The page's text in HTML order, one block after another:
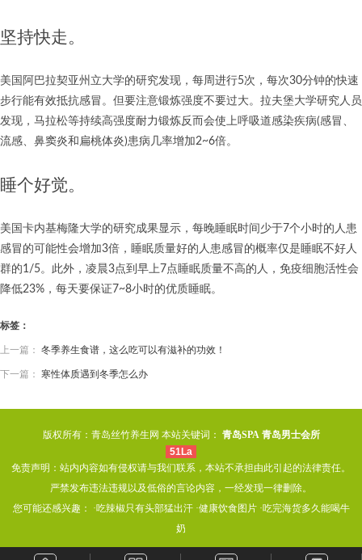
坚持快走。
美国阿巴拉契亚州立大学的研究发现，每周进行5次，每次30分钟的快速
步行能有效抵抗感冒。但要注意锻炼强度不要过大。拉夫堡大学研究人员
发现，马拉松等持续高强度耐力锻炼反而会使上呼吸道感染疾病(感冒、
流感、鼻窦炎和扁桃体炎)患病几率增加2~6倍。
睡个好觉。
美国卡内基梅隆大学的研究成果显示，每晚睡眠时间少于7个小时的人患
感冒的可能性会增加3倍，睡眠质量好的人患感冒的概率仅是睡眠不好人
群的1/5。此外，凌晨3点到早上7点睡眠质量不高的人，免疫细胞活性会
降低23%，每天要保证7~8小时的优质睡眠。
标签：
上一篇： 冬季养生食谱，这么吃可以有滋补的功效！
下一篇： 寒性体质遇到冬季怎么办
版权所有：青岛丝竹养生网 本站关键词： 青岛SPA 青岛男士会所
51La
免责声明：站内内容如有侵权请与我们联系，本站不承担由此引起的法律责任。
严禁发布违法违规以及低俗的言论内容，一经发现一律删除。
您可能还感兴趣： ·吃辣椒只有头部猛出汗·健康饮食图片·吃完海货多久能喝牛
奶